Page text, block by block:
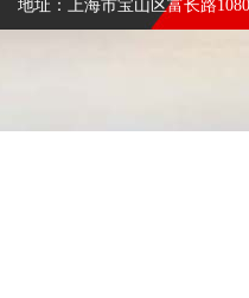
地址：上海市宝山区富长路